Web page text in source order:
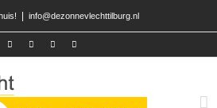
info@dezonnevlechttilburg.nl